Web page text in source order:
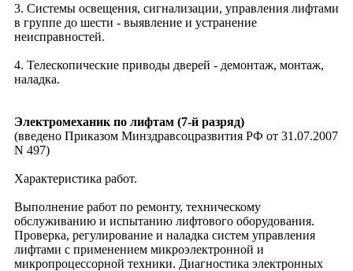
3. Системы освещения, сигнализации, управления лифтами
в группе до шести - выявление и устранение
неисправностей.
4. Телескопические приводы дверей - демонтаж, монтаж,
наладка.
Электромеханик по лифтам (7-й разряд)
(введено Приказом Минздравсоцразвития РФ от 31.07.2007
N 497)
Характеристика работ.
Выполнение работ по ремонту, техническому
обслуживанию и испытанию лифтового оборудования.
Проверка, регулирование и наладка систем управления
лифтами с применением микроэлектронной и
микропроцессорной техники. Диагностика электронных